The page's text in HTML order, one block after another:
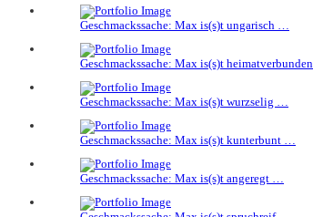
Geschmackssache: Max is(s)t ungarisch …
Geschmackssache: Max is(s)t
Geschmackssache: Max is(s)t wurzselig …
Geschmackssache: Max is(s)t kunterbunt …
Geschmackssache: Max is(s)t angeregt …